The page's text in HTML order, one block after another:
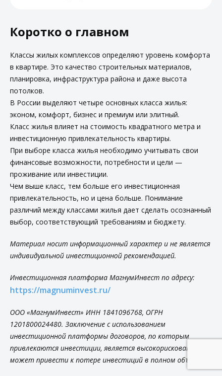
Коротко о главном
Классы жилых комплексов определяют уровень комфорта
в квартире. Это качество строительных материалов,
планировка, инфраструктура района и даже высота
потолков.
В России выделяют четыре основных класса жилья:
эконом, комфорт, бизнес и премиум или элитный.
Класс жилья влияет на стоимость квадратного метра и
инвестиционную привлекательность квартиры.
При выборе класса жилья необходимо учитывать свои
финансовые возможности, потребности и цели —
проживание или инвестиции.
Чем выше класс, тем больше его инвестиционная
привлекательность, но и цена больше. Понимание
различий между классами жилья дает сделать осознанный
выбор, соответствующий требованиям и бюджету.
Материал носит информационный характер и не является
индивидуальной инвестиционной рекомендацией.
Инвестиционная платформа МагнумИнвест по адресу:
https://magnuminvest.ru/
ООО «МагнумИнвест» ИНН 1841096768, ОГРН
1201800024480. Заключение с использованием
инвестиционной платформы договоров, по которым
привлекаются инвестиции, является высокорискованным и
может привести к потере инвестиций в полном объеме.